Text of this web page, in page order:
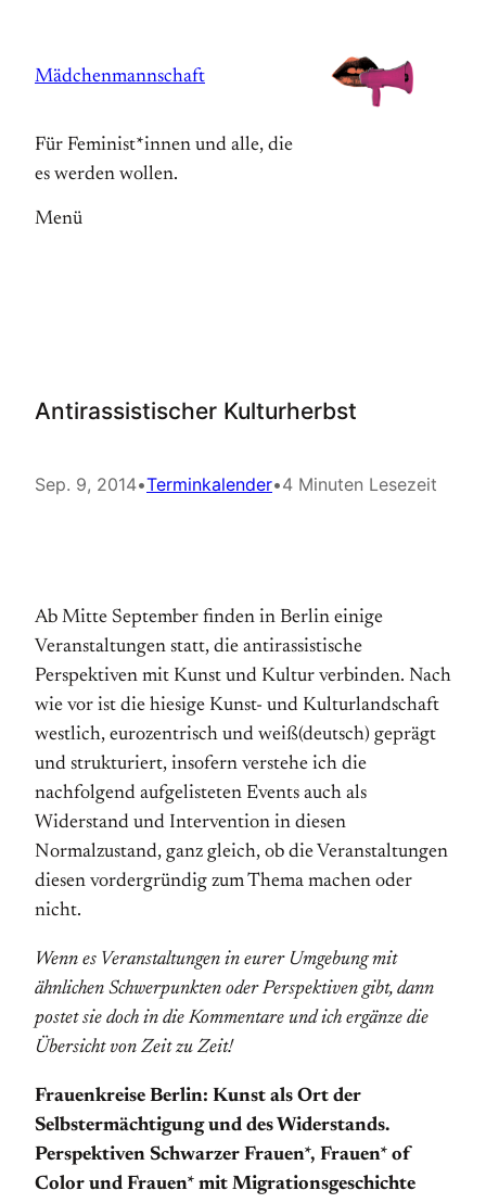
springen
Mädchenmannschaft
Für Feminist*innen und alle, die
es werden wollen.
Menü
Antirassistischer Kulturherbst
Sep. 9, 2014•Terminkalender•4 Minuten Lesezeit
Ab Mitte September finden in Berlin einige
Veranstaltungen statt, die antirassistische
Perspektiven mit Kunst und Kultur verbinden. Nach
wie vor ist die hiesige Kunst- und Kulturlandschaft
westlich, eurozentrisch und weiß(deutsch) geprägt
und strukturiert, insofern verstehe ich die
nachfolgend aufgelisteten Events auch als
Widerstand und Intervention in diesen
Normalzustand, ganz gleich, ob die Veranstaltungen
diesen vordergründig zum Thema machen oder
nicht.
Wenn es Veranstaltungen in eurer Umgebung mit
ähnlichen Schwerpunkten oder Perspektiven gibt, dann
postet sie doch in die Kommentare und ich ergänze die
Übersicht von Zeit zu Zeit!
Frauenkreise Berlin: Kunst als Ort der
Selbstermächtigung und des Widerstands.
Perspektiven Schwarzer Frauen*, Frauen* of
Color und Frauen* mit Migrationsgeschichte